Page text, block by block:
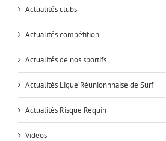
Actualités clubs
Actualités compétition
Actualités de nos sportifs
Actualités Ligue Réunionnnaise de Surf
Actualités Risque Requin
Videos